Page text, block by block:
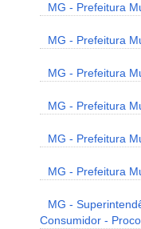
MG - Prefeitura
MG - Prefeitura
MG - Prefeitura
MG - Prefeitura
MG - Prefeitura
MG - Prefeitura
MG -
Consumidor -